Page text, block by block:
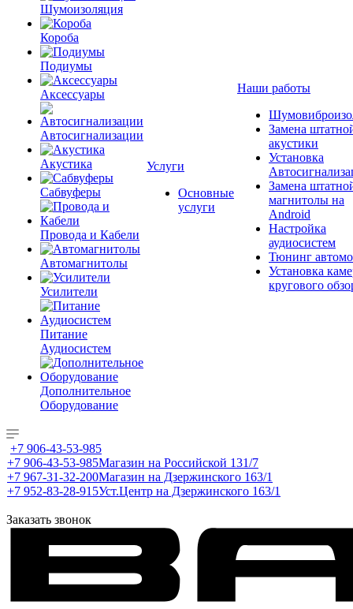
Шумоизоляция
Короба
Подиумы
Аксессуары
Автосигнализации
Акустика
Сабвуферы
Провода и Кабели
Автомагнитолы
Усилители
Питание
Аудиосистем
Дополнительное
Оборудование
Услуги
Основные
услуги
Наши работы
Замена
акустики
Установка
Замена
магнитолы на
Android
Настройка
аудиосистем
Тюнинг
Установка
кругового
+7 906-43-53-985
+7 906-43-53-985Магазин на Российской 131/7
+7 967-31-32-200Магазин на Дзержинского 163/1
+7 952-83-28-915Уст.Центр на Дзержинского 163/1
Заказать звонок